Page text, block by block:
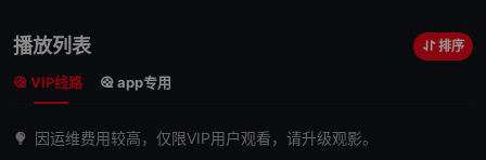
三位重量級斜槓影人竹中直人、山田孝之、齊藤工聯手
改編「孤高天才漫畫家」大橋裕之的早期代表作品，力求原汁原味萃
力支持！將數個短篇故事串起，吉岡里帆、松田龍平、滿島真之介、
播放列表 排序
VIP线路 app专用
因运维费用较高，仅限VIP用户观看，请升级观影。